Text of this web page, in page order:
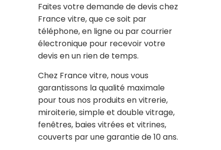
Faites votre demande de devis chez
France vitre, que ce soit par
téléphone, en ligne ou par courrier
électronique pour recevoir votre
devis en un rien de temps.
Chez France vitre, nous vous
garantissons la qualité maximale
pour tous nos produits en vitrerie,
miroiterie, simple et double vitrage,
fenêtres, baies vitrées et vitrines,
couverts par une garantie de 10 ans.